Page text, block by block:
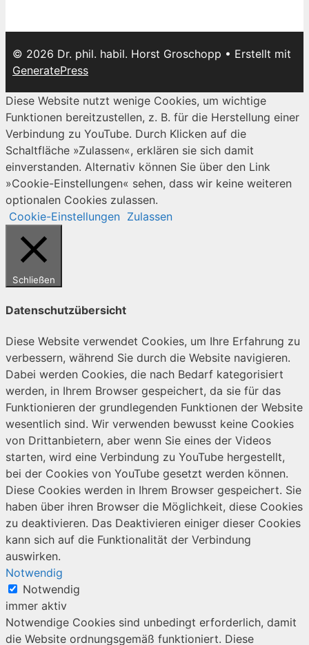
© 2026 Dr. phil. habil. Horst Groschopp • Erstellt mit
GeneratePress
Diese Website nutzt wenige Cookies, um wichtige
Funktionen bereitzustellen, z. B. für die Herstellung einer
Verbindung zu YouTube. Durch Klicken auf die
Schaltfläche »Zulassen«, erklären sie sich damit
einverstanden. Alternativ können Sie über den Link
»Cookie-Einstellungen« sehen, dass wir keine weiteren
optionalen Cookies zulassen.
Cookie-Einstellungen Zulassen
Schließen
Datenschutzübersicht
Diese Website verwendet Cookies, um Ihre Erfahrung zu
verbessern, während Sie durch die Website navigieren.
Dabei werden Cookies, die nach Bedarf kategorisiert
werden, in Ihrem Browser gespeichert, da sie für das
Funktionieren der grundlegenden Funktionen der Website
wesentlich sind. Wir verwenden bewusst keine Cookies
von Drittanbietern, aber wenn Sie eines der Videos
starten, wird eine Verbindung zu YouTube hergestellt,
bei der Cookies von YouTube gesetzt werden können.
Diese Cookies werden in Ihrem Browser gespeichert. Sie
haben über ihren Browser die Möglichkeit, diese Cookies
zu deaktivieren. Das Deaktivieren einiger dieser Cookies
kann sich auf die Funktionalität der Verbindung
auswirken.
Notwendig
Notwendig
immer aktiv
Notwendige Cookies sind unbedingt erforderlich, damit
die Website ordnungsgemäß funktioniert. Diese